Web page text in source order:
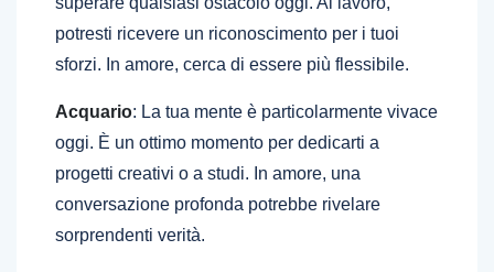
potresti ricevere un riconoscimento per i tuoi
sforzi. In amore, cerca di essere più flessibile.
Acquario: La tua mente è particolarmente vivace
oggi. È un ottimo momento per dedicarti a
progetti creativi o a studi. In amore, una
conversazione profonda potrebbe rivelare
sorprendenti verità.